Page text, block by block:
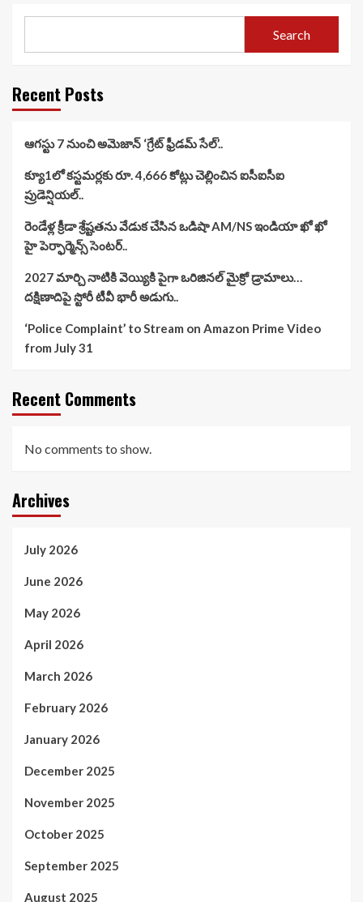
Search
Recent Posts
ఆగస్టు 7 నుంచి అమెజాన్ ‘గ్రేట్ ఫ్రీడమ్ సేల్’..
క్యూ1లో కస్టమర్లకు రూ. 4,666 కోట్లు చెల్లించిన ఐసీఐసీఐ
ప్రుడెన్షియల్..
రెండేళ్ల క్రీడా శ్రేష్టతను వేడుక చేసిన ఒడిషా AM/NS ఇండియా ఖో ఖో
హై పెర్ఫార్మెన్స్ సెంటర్..
2027 మార్చి నాటికి వెయ్యికి పైగా ఒరిజినల్ మైక్రో డ్రామాలు…
దక్షిణాదిపై స్టోరీ టీవీ భారీ అడుగు..
‘Police Complaint’ to Stream on Amazon Prime Video
from July 31
Recent Comments
No comments to show.
Archives
July 2026
June 2026
May 2026
April 2026
March 2026
February 2026
January 2026
December 2025
November 2025
October 2025
September 2025
August 2025